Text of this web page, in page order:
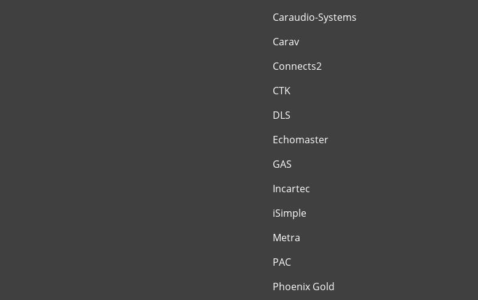
Caraudio-Systems
Carav
Connects2
CTK
DLS
Echomaster
GAS
Incartec
iSimple
Metra
PAC
Phoenix Gold